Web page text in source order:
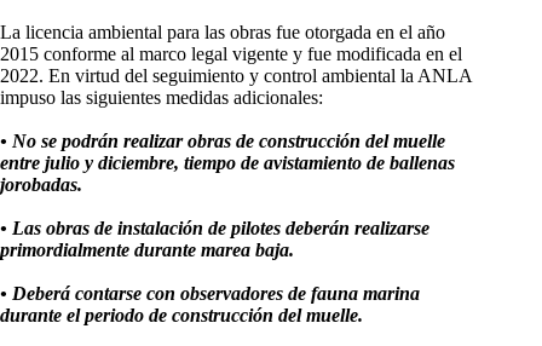
La licencia ambiental para las obras fue otorgada en el año
2015 conforme al marco legal vigente y fue modificada en el
2022. En virtud del seguimiento y control ambiental la ANLA
impuso las siguientes medidas adicionales:
• No se podrán realizar obras de construcción del muelle
entre julio y diciembre, tiempo de avistamiento de ballenas
jorobadas.
• Las obras de instalación de pilotes deberán realizarse
primordialmente durante marea baja.
• Deberá contarse con observadores de fauna marina
durante el periodo de construcción del muelle.